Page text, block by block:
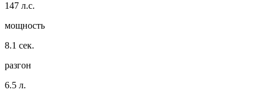
147 л.с.
мощность
8.1 сек.
разгон
6.5 л.